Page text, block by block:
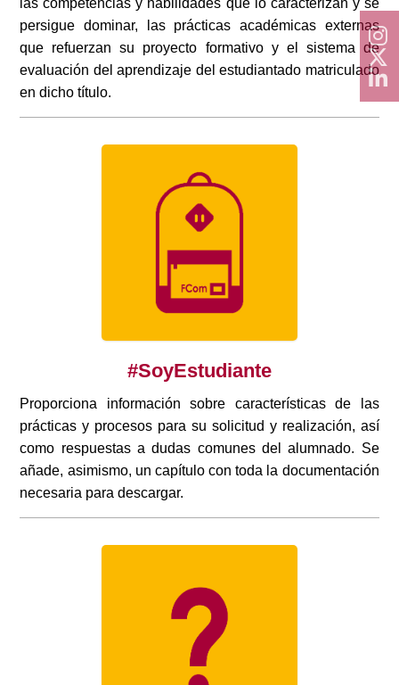
las competencias y habilidades que lo caracterizan y se
persigue dominar, las prácticas académicas externas
que refuerzan su proyecto formativo y el sistema de
evaluación del aprendizaje del estudiantado matriculado
en dicho título.
#SoyEstudiante
Proporciona información sobre características de las
prácticas y procesos para su solicitud y realización, así
como respuestas a dudas comunes del alumnado. Se
añade, asimismo, un capítulo con toda la documentación
necesaria para descargar.